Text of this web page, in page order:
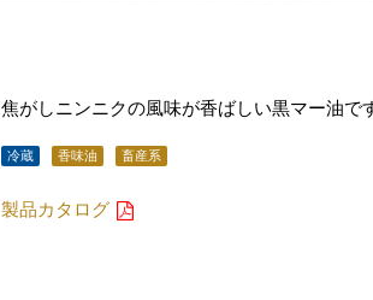
製品カタログ
焦がしニンニクの風味が香ばしい黒マー油で
冷蔵 香味油 畜産系